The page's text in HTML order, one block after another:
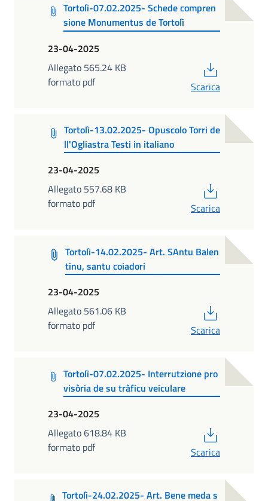
Tortolì-07.02.2025- Schede compren
sione Monumentus de Tortolì
23-04-2025
Allegato 565.24 KB
formato pdf
Scarica
Tortolì-13.02.2025- Opuscolo Torri de
ll'Ogliastra Testi in italiano
23-04-2025
Allegato 557.68 KB
formato pdf
Scarica
Tortolì-14.02.2025- Art. SAntu Balen
tinu, santu coiadori
23-04-2025
Allegato 561.06 KB
formato pdf
Scarica
Tortolì-07.02.2025- Interrutzione pro
visòria de su tràficu veiculare
23-04-2025
Allegato 618.84 KB
formato pdf
Scarica
Tortolì-24.02.2025- Art. Bene meda s